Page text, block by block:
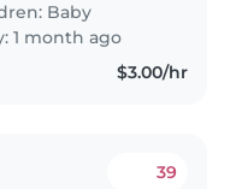
Baby
1 month ago
$3.00/hr
39